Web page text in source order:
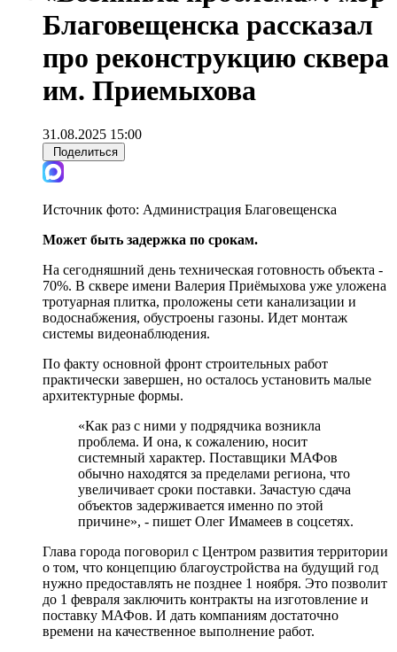
Благовещенска рассказал
про реконструкцию сквера
им. Приемыхова
31.08.2025 15:00
Поделиться
Источник фото: Администрация Благовещенска
Может быть задержка по срокам.
На сегодняшний день техническая готовность объекта -
70%. В сквере имени Валерия Приёмыхова уже уложена
тротуарная плитка, проложены сети канализации и
водоснабжения, обустроены газоны. Идет монтаж
системы видеонаблюдения.
По факту основной фронт строительных работ
практически завершен, но осталось установить малые
архитектурные формы.
«Как раз с ними у подрядчика возникла
проблема. И она, к сожалению, носит
системный характер. Поставщики МАФов
обычно находятся за пределами региона, что
увеличивает сроки поставки. Зачастую сдача
объектов задерживается именно по этой
причине», - пишет Олег Имамеев в соцсетях.
Глава города поговорил с Центром развития территории
о том, что концепцию благоустройства на будущий год
нужно предоставлять не позднее 1 ноября. Это позволит
до 1 февраля заключить контракты на изготовление и
поставку МАФов. И дать компаниям достаточно
времени на качественное выполнение работ.